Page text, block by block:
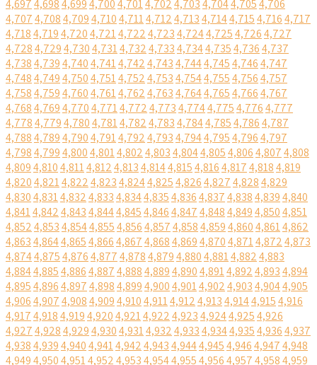
4,6974,6984,6994,7004,7014,7024,7034,7044,7054,706
4,7074,7084,7094,7104,7114,7124,7134,7144,7154,7164,717
4,7184,7194,7204,7214,7224,7234,7244,7254,7264,727
4,7284,7294,7304,7314,7324,7334,7344,7354,7364,737
4,7384,7394,7404,7414,7424,7434,7444,7454,7464,747
4,7484,7494,7504,7514,7524,7534,7544,7554,7564,757
4,7584,7594,7604,7614,7624,7634,7644,7654,7664,767
4,7684,7694,7704,7714,7724,7734,7744,7754,7764,777
4,7784,7794,7804,7814,7824,7834,7844,7854,7864,787
4,7884,7894,7904,7914,7924,7934,7944,7954,7964,797
4,7984,7994,8004,8014,8024,8034,8044,8054,8064,8074,808
4,8094,8104,8114,8124,8134,8144,8154,8164,8174,8184,819
4,8204,8214,8224,8234,8244,8254,8264,8274,8284,829
4,8304,8314,8324,8334,8344,8354,8364,8374,8384,8394,840
4,8414,8424,8434,8444,8454,8464,8474,8484,8494,8504,851
4,8524,8534,8544,8554,8564,8574,8584,8594,8604,8614,862
4,8634,8644,8654,8664,8674,8684,8694,8704,8714,8724,873
4,8744,8754,8764,8774,8784,8794,8804,8814,8824,883
4,8844,8854,8864,8874,8884,8894,8904,8914,8924,8934,894
4,8954,8964,8974,8984,8994,9004,9014,9024,9034,9044,905
4,9064,9074,9084,9094,9104,9114,9124,9134,9144,9154,916
4,9174,9184,9194,9204,9214,9224,9234,9244,9254,926
4,9274,9284,9294,9304,9314,9324,9334,9344,9354,9364,937
4,9384,9394,9404,9414,9424,9434,9444,9454,9464,9474,948
4,9494,9504,9514,9524,9534,9544,9554,9564,9574,9584,959